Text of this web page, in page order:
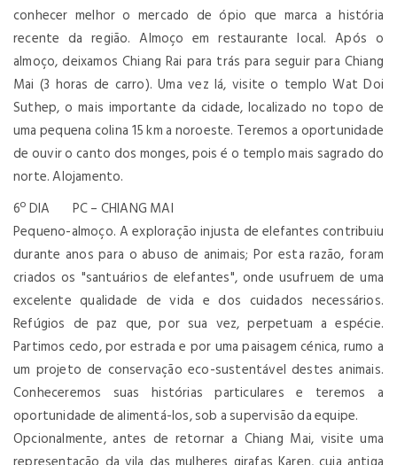
conhecer melhor o mercado de ópio que marca a história
recente da região. Almoço em restaurante local. Após o
almoço, deixamos Chiang Rai para trás para seguir para Chiang
Mai (3 horas de carro). Uma vez lá, visite o templo Wat Doi
Suthep, o mais importante da cidade, localizado no topo de
uma pequena colina 15 km a noroeste. Teremos a oportunidade
de ouvir o canto dos monges, pois é o templo mais sagrado do
norte. Alojamento.
6º DIA PC – CHIANG MAI
Pequeno-almoço. A exploração injusta de elefantes contribuiu
durante anos para o abuso de animais; Por esta razão, foram
criados os "santuários de elefantes", onde usufruem de uma
excelente qualidade de vida e dos cuidados necessários.
Refúgios de paz que, por sua vez, perpetuam a espécie.
Partimos cedo, por estrada e por uma paisagem cénica, rumo a
um projeto de conservação eco-sustentável destes animais.
Conheceremos suas histórias particulares e teremos a
oportunidade de alimentá-los, sob a supervisão da equipe.
Opcionalmente, antes de retornar a Chiang Mai, visite uma